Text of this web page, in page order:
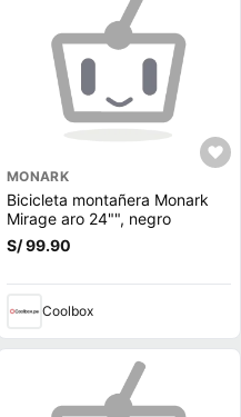
MONARK
Bicicleta montañera Monark
Mirage aro 24"", negro
S/ 99.90
Coolbox